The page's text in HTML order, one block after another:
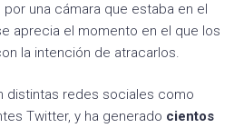
una cámara que estaba en el
aprecia el momento en el que los
la intención de atracarlos.
distintas redes sociales como
Twitter, y ha generado cientos